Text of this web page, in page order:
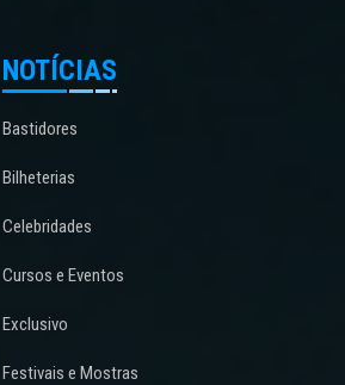
NOTÍCIAS
Bastidores
Bilheterias
Celebridades
Cursos e Eventos
Exclusivo
Festivais e Mostras